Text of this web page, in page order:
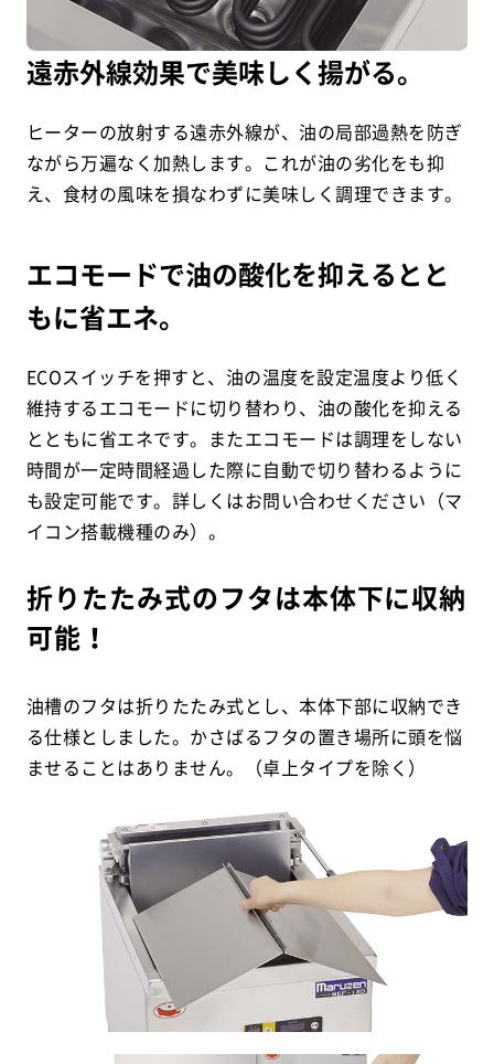
遠赤外線効果で美味しく揚がる。
ヒーターの放射する遠赤外線が、油の局部過熱を防ぎ
ながら万遍なく加熱します。これが油の劣化をも抑
え、食材の風味を損なわずに美味しく調理できます。
エコモードで油の酸化を抑えるとと
もに省エネ。
ECOスイッチを押すと、油の温度を設定温度より低く
維持するエコモードに切り替わり、油の酸化を抑える
とともに省エネです。またエコモードは調理をしない
時間が一定時間経過した際に自動で切り替わるように
も設定可能です。詳しくはお問い合わせください（マ
イコン搭載機種のみ）。
折りたたみ式のフタは本体下に収納
可能！
油槽のフタは折りたたみ式とし、本体下部に収納でき
る仕様としました。かさばるフタの置き場所に頭を悩
ませることはありません。（卓上タイプを除く）